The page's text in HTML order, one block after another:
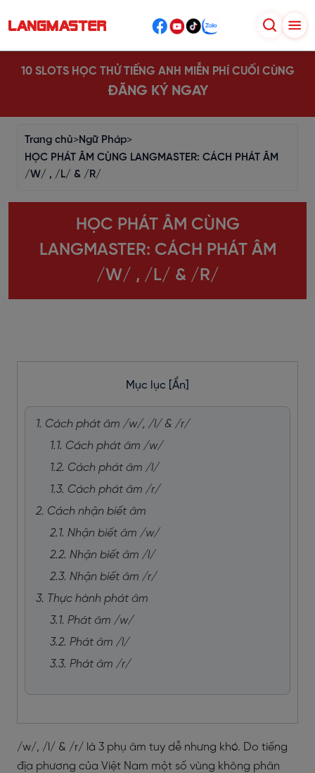
10 SLOTS HỌC THỬ TIẾNG ANH MIỄN PHÍ CUỐI CÙNG
ĐĂNG KÝ NGAY
Trang chủ>Ngữ Pháp>
HỌC PHÁT ÂM CÙNG LANGMASTER: CÁCH PHÁT ÂM
/W/ , /L/ & /R/
HỌC PHÁT ÂM CÙNG
LANGMASTER: CÁCH PHÁT ÂM
/W/ , /L/ & /R/
Mục lục [Ẩn]
1. Cách phát âm /w/, /l/ & /r/
1.1. Cách phát âm /w/
1.2. Cách phát âm /l/
1.3. Cách phát âm /r/
2. Cách nhận biết âm
2.1. Nhận biết âm /w/
2.2. Nhận biết âm /l/
2.3. Nhận biết âm /r/
3. Thực hành phát âm
3.1. Phát âm /w/
3.2. Phát âm /l/
3.3. Phát âm /r/
/w/, /l/ & /r/ là 3 phụ âm tuy dễ nhưng khó. Do tiếng
địa phương của Việt Nam một số vùng không phân